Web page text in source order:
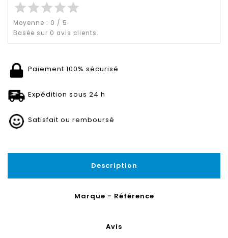
starstarstarstarstar
Moyenne : 0 / 5
Basée sur 0 avis clients.
Paiement 100% sécurisé
Expédition sous 24 h
Satisfait ou remboursé
Description
Marque - Référence
Avis